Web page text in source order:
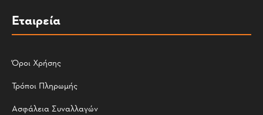
Εταιρεία
Όροι Χρήσης
Τρόποι Πληρωμής
Ασφάλεια Συναλλαγών